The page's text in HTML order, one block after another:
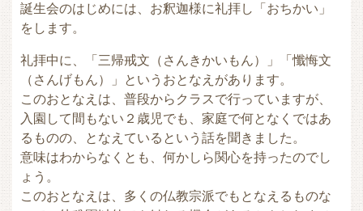
誕生会のはじめには、お釈迦様に礼拝し「おちかい」
をします。
礼拝中に、「三帰戒文（さんきかいもん）」「懺悔文
（さんげもん）」というおとなえがあります。
このおとなえは、普段からクラスで行っていますが、
入園して間もない２歳児でも、家庭で何となくではあ
るものの、となえているという話を聞きました。
意味はわからなくとも、何かしら関心を持ったのでし
ょう。
このおとなえは、多くの仏教宗派でもとなえるものな